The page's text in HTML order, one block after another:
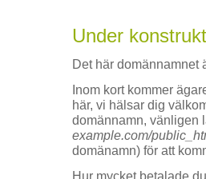
Under
Det här domännamnet
Inom kort kommer
här, vi hälsar dig
domännamn, vänligen
example.com/
domänamn) för att
Hur mycket betalade